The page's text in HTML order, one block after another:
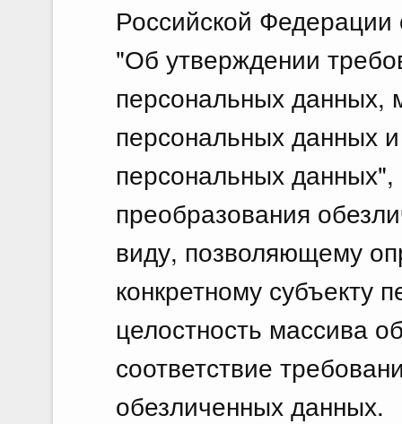
Российской Федерации
"Об утверждении
персональных данных,
персональных данных
персональных
преобразования
виду, позволяющему
конкретному субъекту
целостность массива
соответствие
обезличенных данных.